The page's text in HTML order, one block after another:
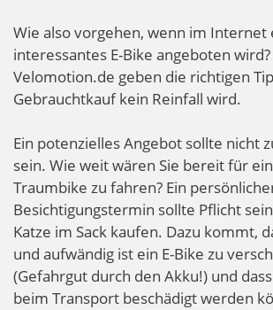
Wie also vorgehen, wenn im Internet
interessantes E-Bike angeboten
Velomotion.de geben die richtigen
Gebrauchtkauf kein Reinfall wird.
Ein potenzielles Angebot sollte nicht
sein. Wie weit wären Sie bereit für
Traumbike zu fahren? Ein
Besichtigungstermin sollte Pflicht
Katze im Sack kaufen. Dazu kommt,
und aufwändig ist ein E-Bike zu
(Gefahrgut durch den Akku!) und
beim Transport beschädigt werden